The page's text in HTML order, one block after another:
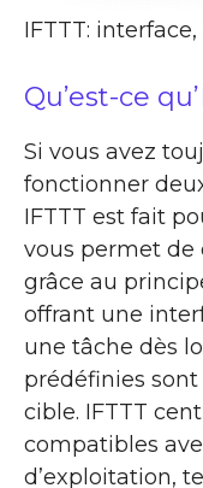
IFTTT:
Qu’est-ce
Si vous avez
fonctionner
IFTTT est fait
vous permet de
grâce au
offrant une
une tâche dès
prédéfinies
cible. IFTTT
compatibles
d’exploitation,